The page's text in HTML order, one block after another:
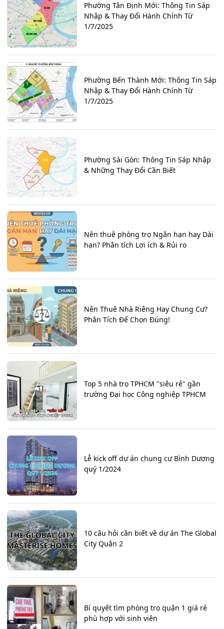
Phường Tân Định Mới: Thông Tin Sáp
Nhập & Thay Đổi Hành Chính Từ
1/7/2025
Phường Bến Thành Mới: Thông Tin Sáp
Nhập & Thay Đổi Hành Chính Từ
1/7/2025
Phường Sài Gòn: Thông Tin Sáp Nhập
& Những Thay Đổi Cần Biết
Nên thuê phòng trọ Ngắn hạn hay Dài
hạn? Phân tích Lợi ích & Rủi ro
Nên Thuê Nhà Riêng Hay Chung Cư?
Phân Tích Để Chọn Đúng!
Top 5 nhà trọ TPHCM "siêu rẻ" gần
trường Đại học Công nghiệp TPHCM
Lễ kick off dự án chung cư Bình Dương
quý 1/2024
10 câu hỏi cần biết về dự án The Global
City Quận 2
Bí quyết tìm phòng trọ quận 1 giá rẻ
phù hợp với sinh viên